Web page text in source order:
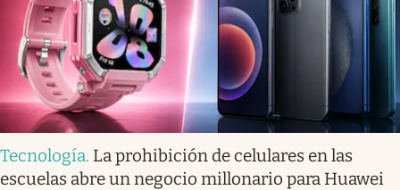
Tecnología. La prohibición de celulares en las
escuelas abre un negocio millonario para Huawei